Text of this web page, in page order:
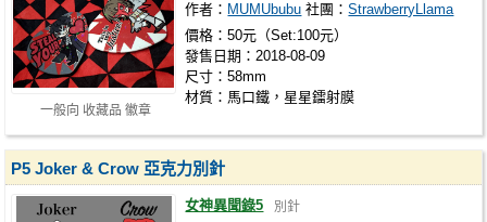
一般向 收藏品 徽章
作者： MUMUbubu 社團：StrawberryLlama
價格：50元（Set:100元）
發售日期：2018-08-09
尺寸：58mm
材質：馬口鐵，星星鐳射膜
P5 Joker & Crow 亞克力別針
女神異聞錄5 別針